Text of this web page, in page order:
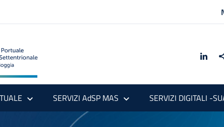
SERVIZI AdSP MAS SERVIZI DIGITALI -